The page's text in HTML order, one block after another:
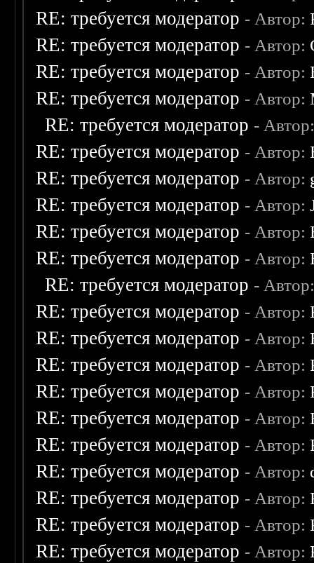
RE: требуется модератор - Автор:
RE: требуется модератор - Автор:
RE: требуется модератор - Автор:
RE: требуется модератор - Автор:
RE: требуется модератор -
RE: требуется модератор - Автор:
RE: требуется модератор - Автор:
RE: требуется модератор - Автор:
RE: требуется модератор - Автор:
RE: требуется модератор - Автор:
RE: требуется модератор -
RE: требуется модератор - Автор:
RE: требуется модератор - Автор:
RE: требуется модератор - Автор:
RE: требуется модератор - Автор:
RE: требуется модератор - Автор:
RE: требуется модератор - Автор:
RE: требуется модератор - Автор:
RE: требуется модератор - Автор:
RE: требуется модератор - Автор:
RE: требуется модератор - Автор: